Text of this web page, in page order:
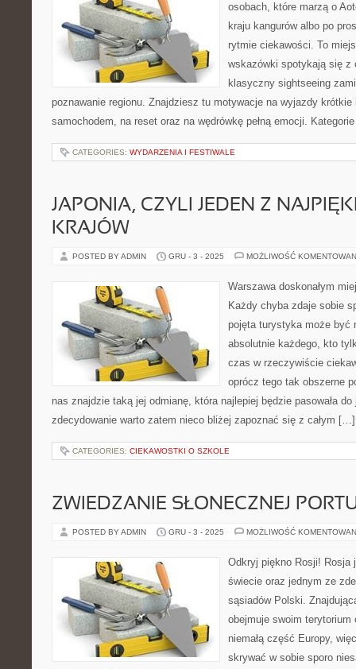
osobach, które marzą o
kraju kangurów albo po
rytmie ciekawości. To
wskazówki spotykają się z
klasyczny sightseeing
poznawanie regionu. Znajdziesz tu motywacje na wyjazdy krótkie
samochodem, na reset oraz na wędrówkę pełną emocji.
CATEGORIES: WYDARZENIA I FESTIWALE
JAPONIA, CZYLI JEDEN Z
KRAJÓW
POSTED BY ADMIN GRU - 3 - 2025 MOŻLIWOŚĆ
Warszawa doskonałym
Każdy chyba zdaje sobie
pojęta turystyka może być
absolutnie każdego, kto
czas w rzeczywiście
oprócz tego tak obszerne
nas znajdzie taką jej odmianę, która najlepiej będzie pasowała
zdecydowanie warto zatem nieco bliżej zapoznać się z całym […]
CATEGORIES: CIEKAWOSTKI O SZKOLE
ZWIEDZANIE SŁONECZNEJ
POSTED BY ADMIN GRU - 3 - 2025 MOŻLIWOŚĆ
Odkryj piękno Rosji! Rosja
świecie oraz jednym ze
sąsiadów Polski.
obejmuje swoim terytorium
niemałą część Europy,
skrywać w sobie sporo